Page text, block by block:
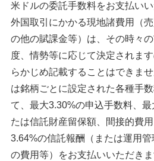
米ドルの委託手数料をお支払い
外国取引にかかる現地諸費用（
の他の賦課金等）は、その時々
度、情勢等に応じて決定されま
らかじめ記載することはできま
は銘柄ごとに設定された各種手
て、最大3.30%の申込手数料、
たは信託財産留保額、間接的費
3.64%の信託報酬（または運用
の費用等）をお支払いいただき